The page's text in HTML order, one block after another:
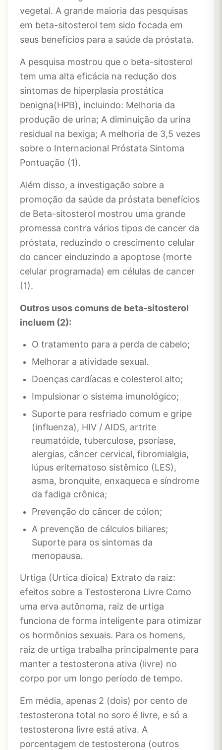
vegetal. A grande maioria das pesquisas
em beta-sitosterol tem sido focada em
seus benefícios para a saúde da próstata.
A pesquisa mostrou que o beta-sitosterol
tem uma alta eficácia na redução dos
sintomas de hiperplasia prostática
benigna(HPB), incluindo: Melhoria da
produção de urina; A diminuição da urina
residual na bexiga; A melhoria de 3,5 vezes
sobre o Internacional Próstata Sintoma
Pontuação (1).
Além disso, a investigação sobre a
promoção da saúde da próstata benefícios
de Beta-sitosterol mostrou uma grande
promessa contra vários tipos de cancer da
próstata, reduzindo o crescimento celular
do cancer einduzindo a apoptose (morte
celular programada) em células de cancer
(1).
Outros usos comuns de beta-sitosterol
incluem (2):
O tratamento para a perda de cabelo;
Melhorar a atividade sexual.
Doenças cardíacas e colesterol alto;
Impulsionar o sistema imunológico;
Suporte para resfriado comum e gripe
(influenza), HIV / AIDS, artrite
reumatóide, tuberculose, psoríase,
alergias, câncer cervical, fibromialgia,
lúpus eritematoso sistêmico (LES),
asma, bronquite, enxaqueca e síndrome
da fadiga crônica;
Prevenção do câncer de cólon;
A prevenção de cálculos biliares;
Suporte para os sintomas da
menopausa.
Urtiga (Urtica dioica) Extrato da raiz:
efeitos sobre a Testosterona Livre Como
uma erva autônoma, raiz de urtiga
funciona de forma inteligente para otimizar
os hormônios sexuais. Para os homens,
raiz de urtiga trabalha principalmente para
manter a testosterona ativa (livre) no
corpo por um longo período de tempo.
Em média, apenas 2 (dois) por cento de
testosterona total no soro é livre, e só a
testosterona livre está ativa. A
porcentagem de testosterona (outros